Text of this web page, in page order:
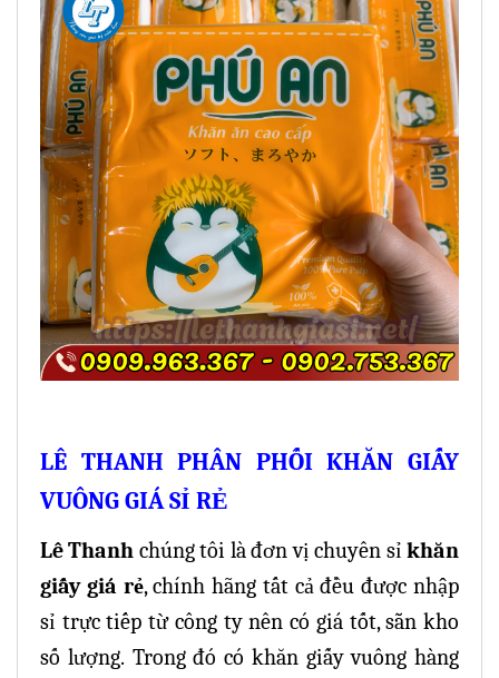
LÊ THANH PHÂN PHỐI KHĂN GIẤY
VUÔNG GIÁ SỈ RẺ
Lê Thanh chúng tôi là đơn vị chuyên sỉkhăn
giấy giá rẻ, chính hãng tất cả đều được nhập
sỉ trực tiếp từ công ty nên có giá tốt, sẵn kho
số lượng. Trong đó có khăn giấy vuông hàng